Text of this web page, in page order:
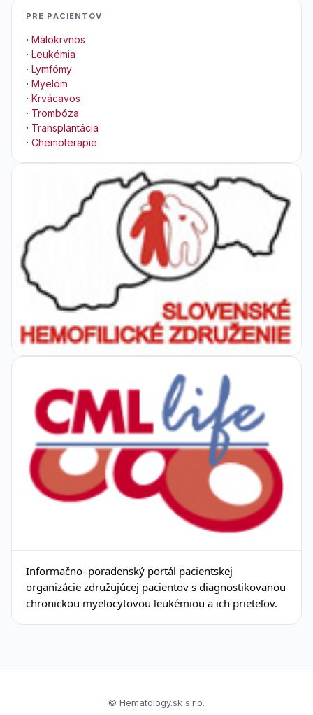
PRE PACIENTOV
· Málokrvnos
· Leukémia
· Lymfómy
· Myelóm
· Krvácavos
· Trombóza
· Transplantácia
· Chemoterapie
Informačno–poradenský portál pacientskej
organizácie združujúcej pacientov s diagnostikovanou
chronickou myelocytovou leukémiou a ich prieteľov.
© Hematology.sk s.r.o.